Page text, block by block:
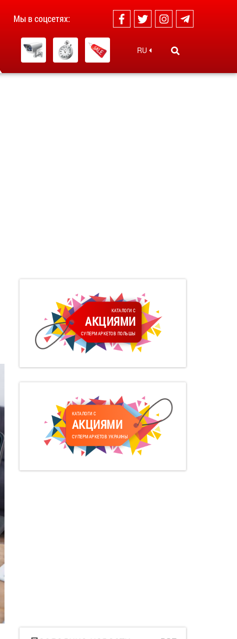
Мы в соцсетях:
RU
КАТАЛОГИ С
АКЦИЯМИ
СУПЕРМАРКЕТОВ ПОЛЬШЫ
КАТАЛОГИ С
АКЦИЯМИ
СУПЕРМАРКЕТОВ УКРАИНЫ